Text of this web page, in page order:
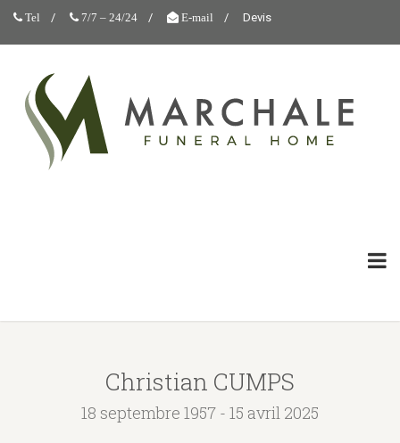
Tel 7/7 – 24/24 E-mail Devis
Christian CUMPS
18 septembre 1957 - 15 avril 2025